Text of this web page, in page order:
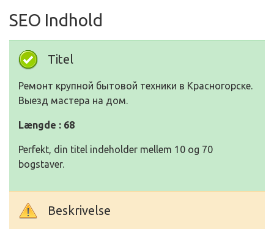
SEO Indhold
Titel
Ремонт крупной бытовой техники в Красногорске.
Выезд мастера на дом.
Længde : 68
Perfekt, din titel indeholder mellem 10 og 70
bogstaver.
Beskrivelse